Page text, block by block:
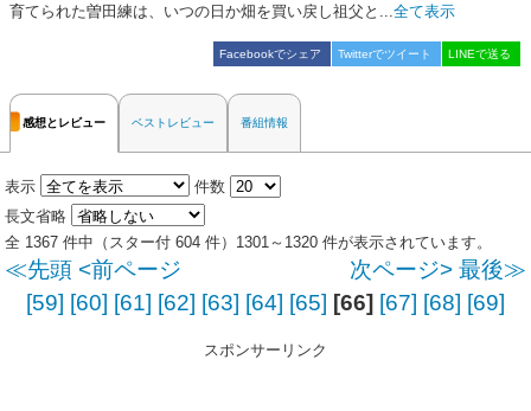
育てられた曽田練は、いつの日か畑を買い戻し祖父と...全て表示
Facebookでシェア Twitterでツイート LINEで送る
感想とレビュー ベストレビュー 番組情報
表示
件数
長文省略
全 1367 件中（スター付 604 件）1301～1320 件が表示されています。
≪先頭 <前ページ 次ページ> 最後≫
[59] [60] [61] [62] [63] [64] [65] [66] [67] [68] [69]
スポンサーリンク